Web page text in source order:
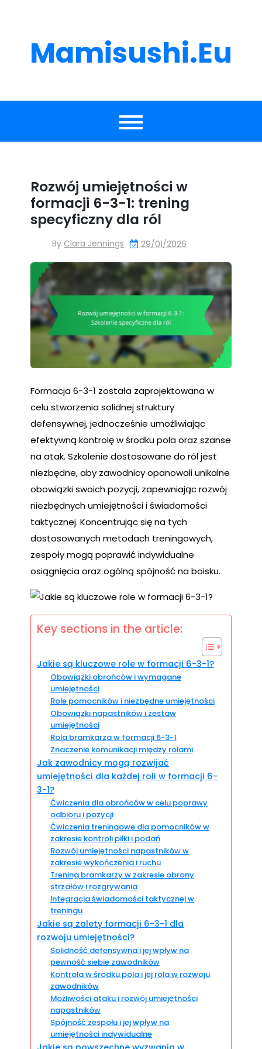
Mamisushi.eu
Rozwój umiejętności w
formacji 6-3-1: trening
specyficzny dla ról
By Clara Jennings 29/01/2026
Formacja 6-3-1 została zaprojektowana w
celu stworzenia solidnej struktury
defensywnej, jednocześnie umożliwiając
efektywną kontrolę w środku pola oraz szanse
na atak. Szkolenie dostosowane do ról jest
niezbędne, aby zawodnicy opanowali unikalne
obowiązki swoich pozycji, zapewniając rozwój
niezbędnych umiejętności i świadomości
taktycznej. Koncentrując się na tych
dostosowanych metodach treningowych,
zespoły mogą poprawić indywidualne
osiągnięcia oraz ogólną spójność na boisku.
Key sections in the article:
Jakie są kluczowe role w formacji 6-3-1?
Obowiązki obrońców i wymagane
umiejętności
Role pomocników i niezbędne umiejętności
Obowiązki napastników i zestaw
umiejętności
Rola bramkarza w formacji 6-3-1
Znaczenie komunikacji między rolami
Jak zawodnicy mogą rozwijać
umiejętności dla każdej roli w formacji 6-
3-1?
Ćwiczenia dla obrońców w celu poprawy
odbioru i pozycji
Ćwiczenia treningowe dla pomocników w
zakresie kontroli piłki i podań
Rozwój umiejętności napastników w
zakresie wykończenia i ruchu
Trening bramkarzy w zakresie obrony
strzałów i rozgrywania
Integracja świadomości taktycznej w
treningu
Jakie są zalety formacji 6-3-1 dla
rozwoju umiejętności?
Solidność defensywna i jej wpływ na
pewność siebie zawodników
Kontrola w środku pola i jej rola w rozwoju
zawodników
Możliwości ataku i rozwój umiejętności
napastników
Spójność zespołu i jej wpływ na
umiejętności indywidualne